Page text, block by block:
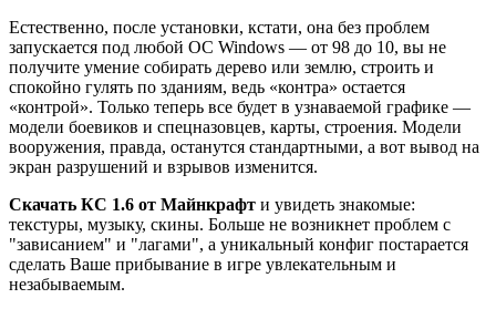
Естественно, после установки, кстати, она без проблем
запускается под любой ОС Windows — от 98 до 10, вы не
получите умение собирать дерево или землю, строить и
спокойно гулять по зданиям, ведь «контра» остается
«контрой». Только теперь все будет в узнаваемой графике —
модели боевиков и спецназовцев, карты, строения. Модели
вооружения, правда, останутся стандартными, а вот вывод на
экран разрушений и взрывов изменится.
Скачать КС 1.6 от Майнкрафт и увидеть знакомые:
текстуры, музыку, cкины. Больше не возникнет проблем с
"зависанием" и "лагами", а уникальный конфиг постарается
сделать Ваше прибывание в игре увлекательным и
незабываемым.